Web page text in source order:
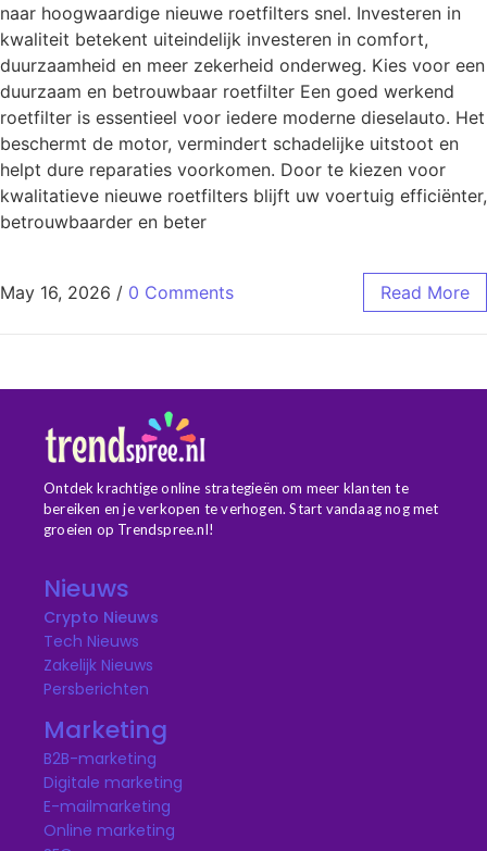
naar hoogwaardige nieuwe roetfilters snel. Investeren in
kwaliteit betekent uiteindelijk investeren in comfort,
duurzaamheid en meer zekerheid onderweg. Kies voor een
duurzaam en betrouwbaar roetfilter Een goed werkend
roetfilter is essentieel voor iedere moderne dieselauto. Het
beschermt de motor, vermindert schadelijke uitstoot en
helpt dure reparaties voorkomen. Door te kiezen voor
kwalitatieve nieuwe roetfilters blijft uw voertuig efficiënter,
betrouwbaarder en beter
May 16, 2026 / 0 Comments Read More
Ontdek krachtige online strategieën om meer klanten te
bereiken en je verkopen te verhogen. Start vandaag nog met
groeien op Trendspree.nl!
Nieuws
Crypto Nieuws
Tech Nieuws
Zakelijk Nieuws
Persberichten
Marketing
B2B-marketing
Digitale marketing
E-mailmarketing
Online marketing